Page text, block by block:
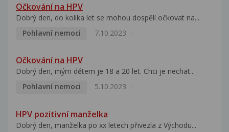
Očkování na HPV
Dobrý den, do kolika let se mohou dospělí očkovat na...
Pohlavní nemoci
7.10.2023
Očkování na HPV
Dobrý den, mým dětem je 18 a 20 let. Chci je nechat...
Pohlavní nemoci
5.10.2023
HPV pozitivní manželka
Dobrý den, manželka po xx letech přivezla z Východu...